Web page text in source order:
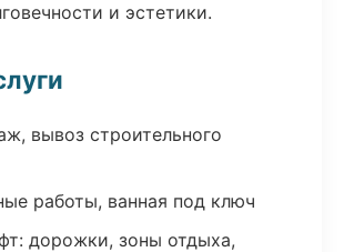
и эстетики.
вывоз строительного
работы, ванная под ключ
дорожки, зоны отдыха,